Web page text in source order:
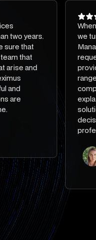
two years.
sure that
that
arise and
and
are
we